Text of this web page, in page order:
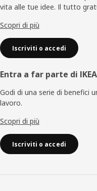
pagina
vita alle tue idee. Il tutto
Scopri di più
Iscriviti o accedi
Entra a far parte di
Godi di una serie di benefici
lavoro.
Scopri di più
Iscriviti o accedi